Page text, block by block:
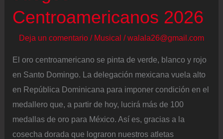
Centroamericanos 2026
Deja un comentario / Musical /walala26@gmail.com
El oro centroamericano se pinta de verde, blanco y rojo
en Santo Domingo. La delegación mexicana vuela alto
en República Dominicana para imponer condición en el
medallero que, a partir de hoy, lucirá más de 100
medallas de oro para México. Así es, gracias a la
cosecha dorada que lograron nuestros atletas